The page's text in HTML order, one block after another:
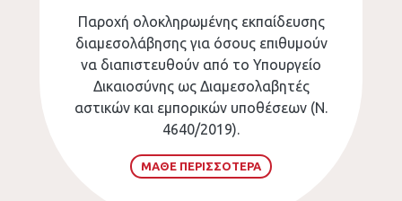
Παροχή ολοκληρωμένης εκπαίδευσης
διαμεσολάβησης για όσους επιθυμούν
να διαπιστευθούν από το Υπουργείο
Δικαιοσύνης ως Διαμεσολαβητές
αστικών και εμπορικών υποθέσεων (Ν.
4640/2019).
ΜΑΘΕ ΠΕΡΙΣΣΟΤΕΡΑ